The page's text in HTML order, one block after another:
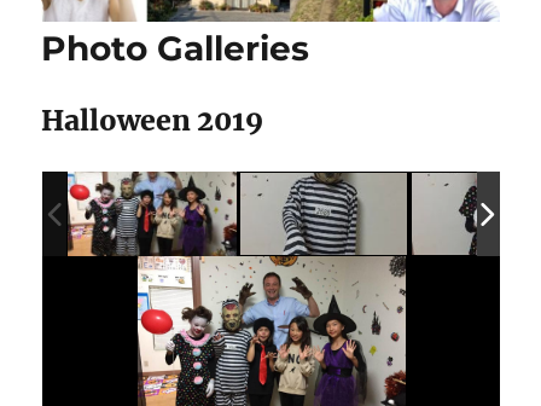
Photo Galleries
Halloween 2019